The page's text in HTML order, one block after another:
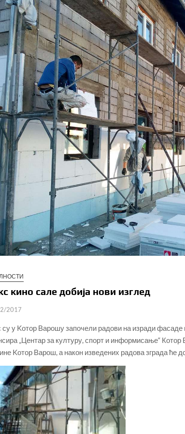
кино сале добија нови изглед
2017
су у Kотор Варошу започели радови на изради фасаде
„Центар за културу, спорт и информисање“
Kотор Варош, а након изведених радова зграда ће